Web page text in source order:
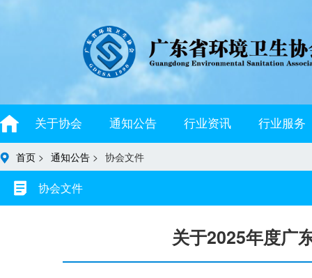
关于协会 通知公告 行业资讯 行业服务
首页 > 通知公告 > 协会文件
协会文件
关于2025年度广